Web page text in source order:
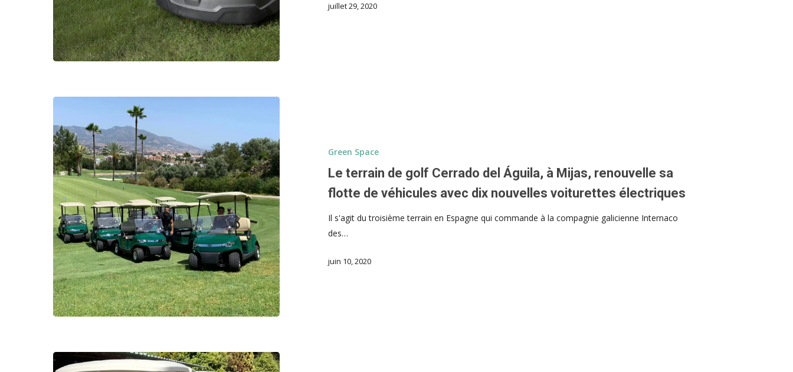
juillet 29, 2020
Green Space
Le terrain de golf Cerrado del Águila, à Mijas, renouvelle sa
flotte de véhicules avec dix nouvelles voiturettes électriques
Il s'agit du troisième terrain en Espagne qui commande à la compagnie galicienne Internaco
des…
juin 10, 2020